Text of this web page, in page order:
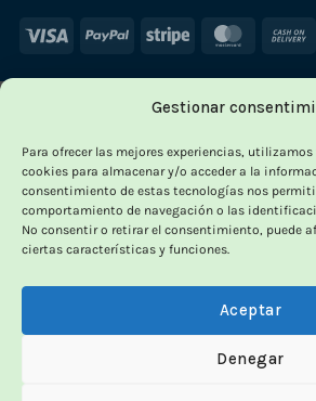
Gestionar
Para ofrecer las mejores experiencias,
cookies para almacenar y/o acceder a la
consentimiento de estas tecnologías nos
comportamiento de navegación o las
No consentir o retirar el consentimiento, puede
ciertas características y funciones.
Aceptar
Denegar
Visa PayPal Stripe
OUTLET VORPC
Calidad
precios